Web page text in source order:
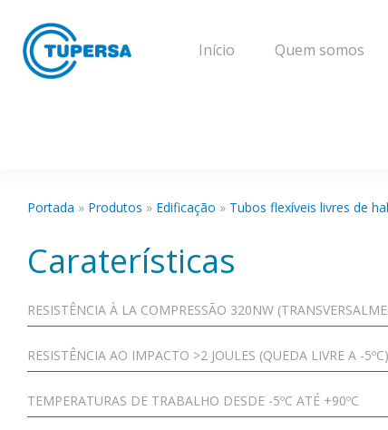
Início Quem somos
Portada » Produtos » Edificação » Tubos flexíveis livres de
Caraterísticas
RESISTÊNCIA À LA COMPRESSÃO 320NW
RESISTÊNCIA AO IMPACTO >2 JOULES (QUEDA LIVRE A -5ºC)
TEMPERATURAS DE TRABALHO DESDE -5ºC ATÉ +90ºC